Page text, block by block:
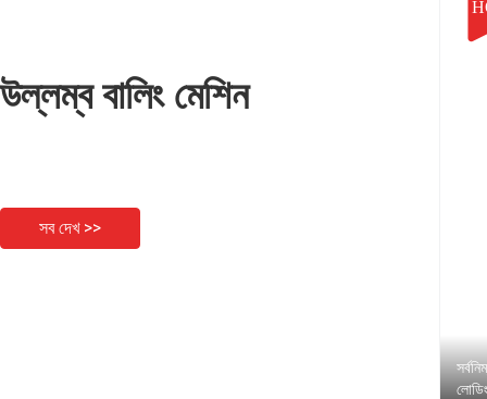
উল্লম্ব বালিং মেশিন
সব দেখ >>